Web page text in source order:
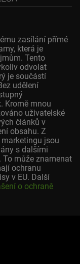
zasílání přímé
která je
Tento
odvolat
je součástí
udělení
Kromě mnou
uživatelské
článků v
obsahu. Z
jsou
s dalšími
může znamenat
ochranu
v EU. Další
o ochraně